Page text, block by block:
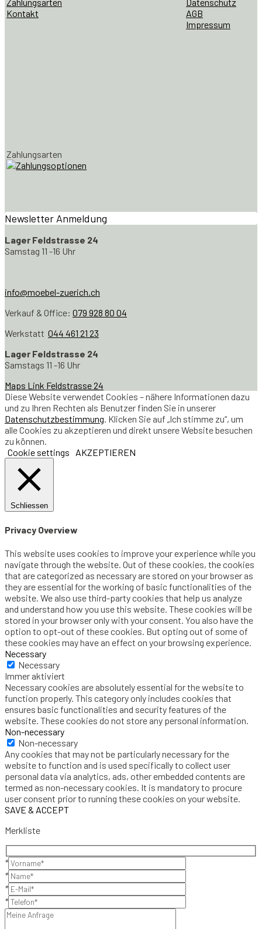
Kontakt
AGB
Impressum
Zahlungsarten
Newsletter Anmeldung
Lager Feldstrasse 24
Samstag 11 -16 Uhr
info@moebel-zuerich.ch
Verkauf & Office: 079 928 80 04
Werkstatt 044 461 21 23
Lager Feldstrasse 24
Samstags 11 -16 Uhr
Maps Link Feldstrasse 24
Diese Website verwendet Cookies – nähere Informationen dazu
und zu Ihren Rechten als Benutzer finden Sie in unserer
Datenschutzbestimmung . Klicken Sie auf „Ich stimme zu“, um
alle Cookies zu akzeptieren und direkt unsere Website besuchen
zu können.
Cookie settings
AKZEPTIEREN
Schliessen
Privacy Overview
This website uses cookies to improve your experience while you
navigate through the website. Out of these cookies, the cookies
that are categorized as necessary are stored on your browser as
they are essential for the working of basic functionalities of the
website. We also use third-party cookies that help us analyze
and understand how you use this website. These cookies will be
stored in your browser only with your consent. You also have the
option to opt-out of these cookies. But opting out of some of
these cookies may have an effect on your browsing experience.
Necessary
Necessary
Immer aktiviert
Necessary cookies are absolutely essential for the website to
function properly. This category only includes cookies that
ensures basic functionalities and security features of the
website. These cookies do not store any personal information.
Non-necessary
Non-necessary
Any cookies that may not be particularly necessary for the
website to function and is used specifically to collect user
personal data via analytics, ads, other embedded contents are
termed as non-necessary cookies. It is mandatory to procure
user consent prior to running these cookies on your website.
SAVE & ACCEPT
Merkliste
*
*
*
*